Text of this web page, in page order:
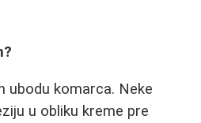
ubodu komarca. Neke
u obliku kreme pre